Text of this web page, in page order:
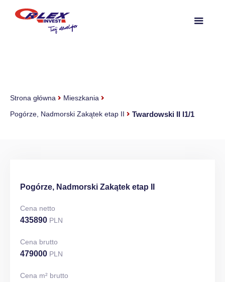
Strona główna
Mieszkania
Pogórze, Nadmorski Zakątek etap II
Twardowski II I1/1
Pogórze, Nadmorski Zakątek etap II
Cena netto
435890 PLN
Cena brutto
479000 PLN
Cena m² brutto